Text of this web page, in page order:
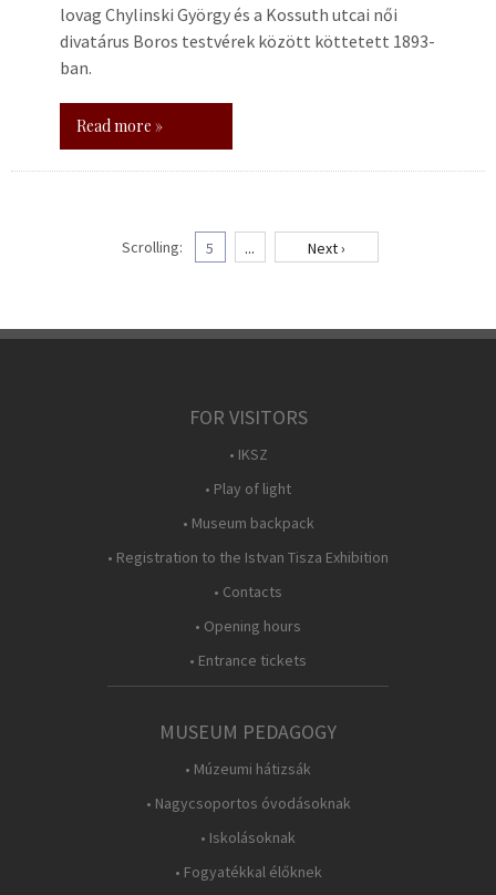
lovag Chylinski György és a Kossuth utcai női
divatárus Boros testvérek között köttetett 1893-
ban.
Read more »
Scrolling: 5 ... Next ›
FOR VISITORS
• IKSZ
• Play of light
• Museum backpack
• Registration to the Istvan Tisza Exhibition
• Contacts
• Opening hours
• Entrance tickets
MUSEUM PEDAGOGY
• Múzeumi hátizsák
• Nagycsoportos óvodásoknak
• Iskolásoknak
• Fogyatékkal élőknek